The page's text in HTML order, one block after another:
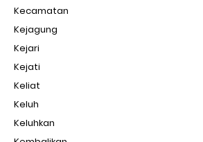
Kecamatan
Kejagung
Kejari
Kejati
Keliat
Keluh
Keluhkan